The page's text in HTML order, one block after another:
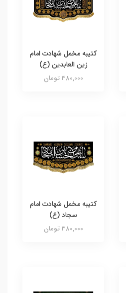
کتیبه مخمل شهادت امام
زین العابدین (ع)
380,000 تومان
کتیبه مخمل شهادت امام
سجاد (ع)
380,000 تومان